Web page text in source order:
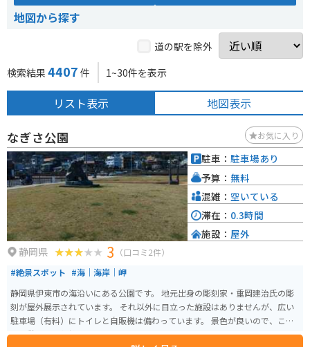
地図から探す
道の駅を除外
検索結果 4407 件 1~30件を表示
リスト表示 地図表示
なぎさ公園 お気に入り
静岡県 3 （口コミ2件）
#絶景スポット #海｜海岸｜岬
静岡県伊東市の海沿いにある公園です。 地元出身の彫刻家・重岡建治氏の彫
刻が屋外展示されています。 それ以外に目立った施設はありませんが、広い
駐車場（有料）にトイレと自販機は備わっています。 景色が良いので、ここ
で休憩すると気持ち良いでしょう。
駐車： 駐車場あり
予算： 無料
混雑： 空いている
滞在： 0.3時間
施設： 屋外